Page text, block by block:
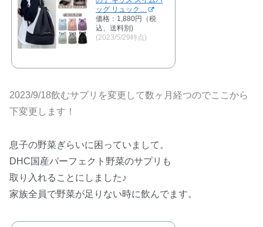
ッグ リュック…
価格：1,880円（税
込、送料別)
(2023/5/29時点)
2023/9/18飲むサプリを変更して数ヶ月経つのでここから
下変更します！
息子の野菜ぎらいに困っていまして。
DHC国産パーフェクト野菜のサプリも
取り入れることにしました♪
家族全員で野菜が足りない時に飲んでます。